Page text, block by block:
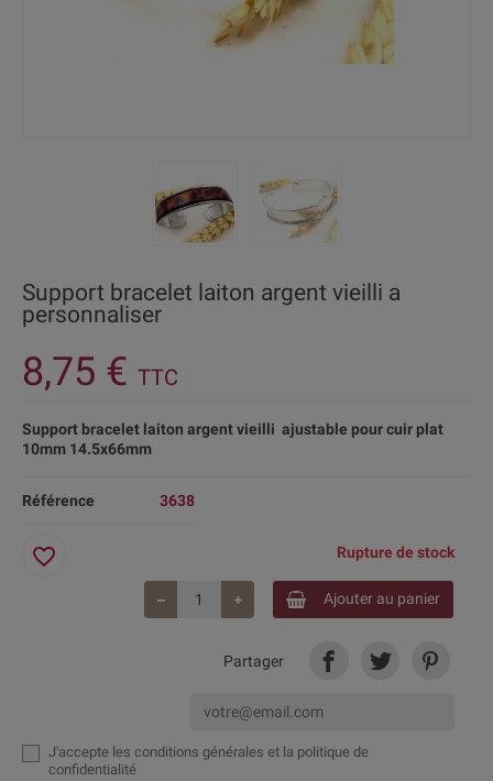
Support bracelet laiton argent vieilli a
personnaliser
8,75 € TTC
Support bracelet laiton argent vieilli ajustable pour cuir plat
10mm 14.5x66mm
Référence 3638
Rupture de stock
Ajouter au panier
favorite_border
Partager
J'accepte les conditions générales et la politique de
confidentialité